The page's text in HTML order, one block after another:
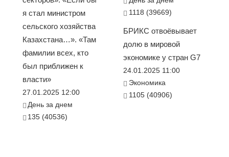
я стал министром
сельского хозяйства
Казахстана…». «Там
фамилии всех, кто
был приближен к
власти»
27.01.2025 12:00
День за днем
135 (40536)
1118 (39669)
БРИКС отвоёвывает
долю в мировой
экономике у стран G7
24.01.2025 11:00
Экономика
1105 (40906)